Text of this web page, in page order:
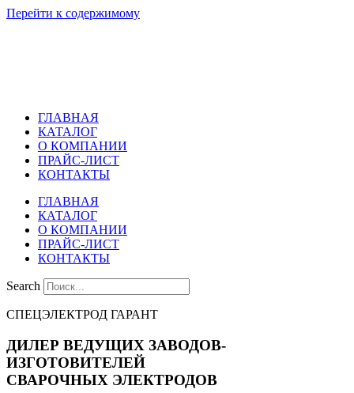
Перейти к содержимому
ГЛАВНАЯ
КАТАЛОГ
О КОМПАНИИ
ПРАЙС-ЛИСТ
КОНТАКТЫ
ГЛАВНАЯ
КАТАЛОГ
О КОМПАНИИ
ПРАЙС-ЛИСТ
КОНТАКТЫ
Search
СПЕЦЭЛЕКТРОД ГАРАНТ
ДИЛЕР ВЕДУЩИХ ЗАВОДОВ-
ИЗГОТОВИТЕЛЕЙ
СВАРОЧНЫХ ЭЛЕКТРОДОВ